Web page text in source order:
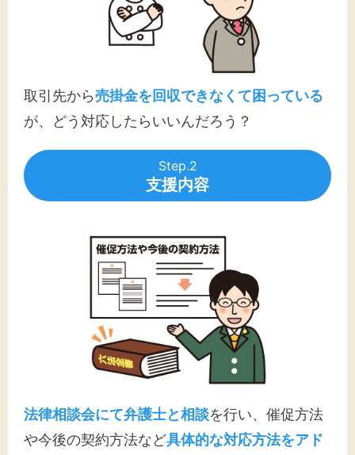
取引先から売掛金を回収できなくて困っている
が、どう対応したらいいんだろう？
Step.2
支援内容
法律相談会にて弁護士と相談を行い、催促方法
や今後の契約方法など具体的な対応方法をアド